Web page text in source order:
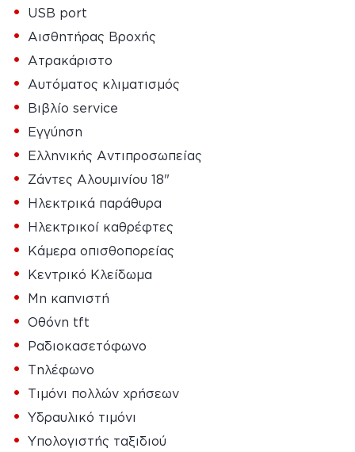
• USB port
• Αισθητήρας Βροχής
• Ατρακάριστο
• Αυτόματος κλιματισμός
• Βιβλίο service
• Εγγύηση
• Ελληνικής Αντιπροσωπείας
• Ζάντες Αλουμινίου 18"
• Ηλεκτρικά παράθυρα
• Ηλεκτρικοί καθρέφτες
• Κάμερα οπισθοπορείας
• Κεντρικό Κλείδωμα
• Μη καπνιστή
• Οθόνη tft
• Ραδιοκασετόφωνο
• Τηλέφωνο
• Τιμόνι πολλών χρήσεων
• Υδραυλικό τιμόνι
• Υπολογιστής ταξιδιού